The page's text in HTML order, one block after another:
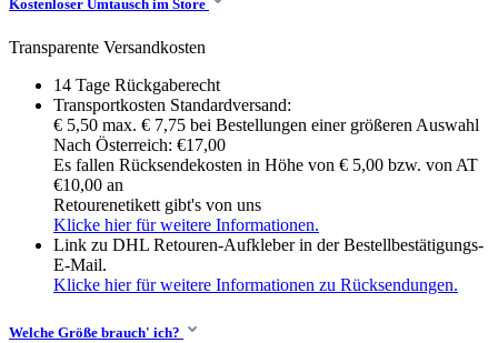
Kostenloser Umtausch im Store
Transparente Versandkosten
14 Tage Rückgaberecht
Transportkosten Standardversand:
€ 5,50 max. € 7,75 bei Bestellungen einer größeren Auswahl
Nach Österreich: €17,00
Es fallen Rücksendekosten in Höhe von € 5,00 bzw. von AT
€10,00 an
Retourenetikett gibt's von uns
Klicke hier für weitere Informationen.
Link zu DHL Retouren-Aufkleber in der Bestellbestätigungs-
E-Mail.
Klicke hier für weitere Informationen zu Rücksendungen.
Welche Größe brauch' ich?